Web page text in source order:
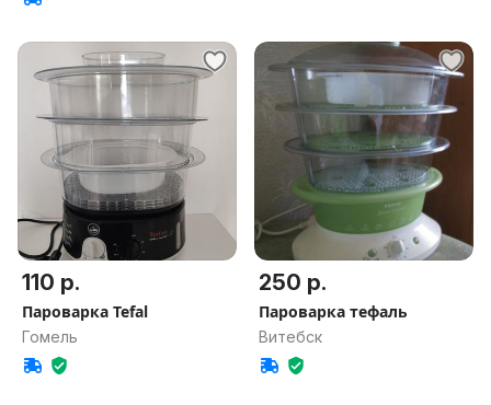
110 р.
Пароварка Tefal
Гомель
250 р.
Пароварка тефаль
Витебск